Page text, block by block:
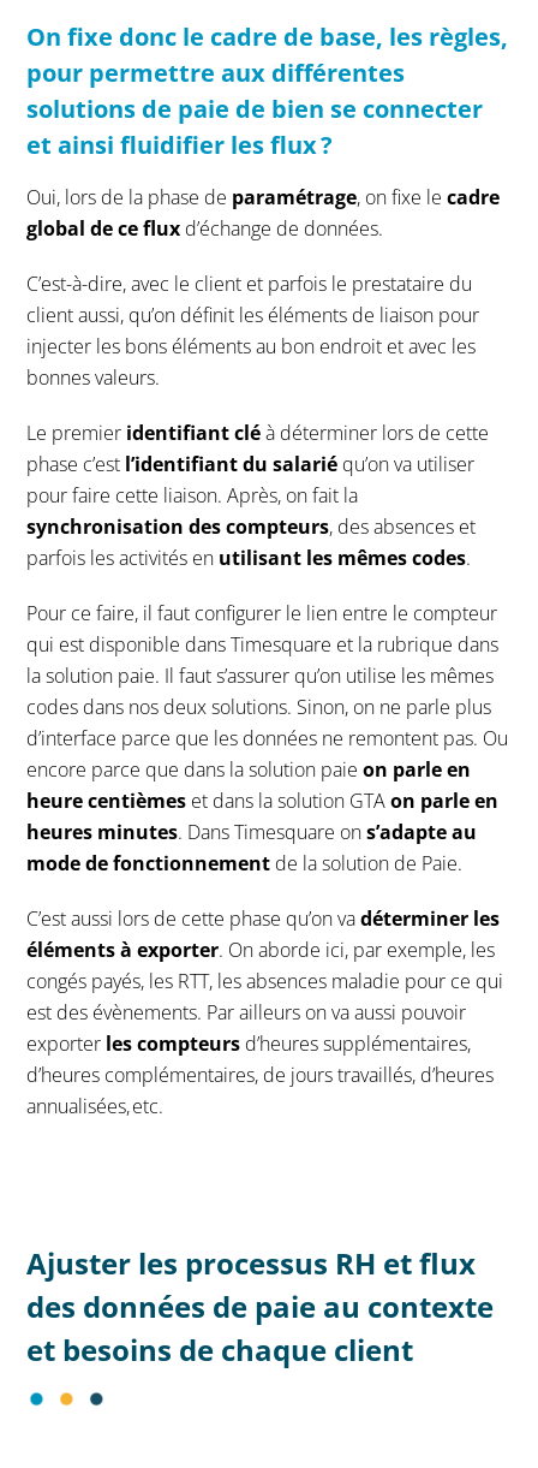
On fixe donc le cadre de base, les règles,
pour permettre aux différentes
solutions de paie de bien se connecter
et ainsi fluidifier les flux?
Oui, lors de la phase de paramétrage, on fixe lecadre
global de ce flux d’échange de données.
C’est-à-dire, avec le client et parfois le prestataire du
client aussi, qu’on définit les éléments de liaison pour
injecter les bons éléments au bon endroit et avec les
bonnes valeurs.
Le premier identifiant cléà déterminer lors de cette
phase c’est l’identifiant du salarié qu’on va utiliser
pour faire cette liaison. Après, on fait la
synchronisation des compteurs, des absences et
parfois les activités en utilisant les mêmes codes.
Pour ce faire, il faut configurer le lien entre le compteur
qui est disponible dans Timesquare et la rubrique dans
la solution paie. Il faut s’assurer qu’on utilise les mêmes
codes dans nos deux solutions. Sinon, on ne parle plus
d’interface parce que les données ne remontent pas. Ou
encore parce que dans la solution paieon parle en
heure centièmes et dans la solution GTAon parle en
heures minutes. Dans Timesquare ons’adapte au
mode de fonctionnement de la solution de Paie.
C’est aussi lors de cette phase qu’on vadéterminer les
éléments à exporter. On aborde ici, par exemple, les
congés payés, les RTT, les absences maladie pour ce qui
est des évènements. Par ailleurs on va aussi pouvoir
exporter les compteurs d’heures supplémentaires,
d’heures complémentaires, de jours travaillés, d’heures
annualisées, etc.
Ajuster les processus RH et flux
des données de paie au contexte
et besoins de chaque client